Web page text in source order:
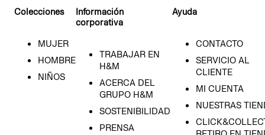
Colecciones
MUJER
HOMBRE
NIÑOS
Información
corporativa
TRABAJAR EN
H&M
ACERCA DEL
GRUPO H&M
SOSTENIBILIDAD
PRENSA
Ayuda
CONTACTO
SERVICIO AL
CLIENTE
MI CUENTA
NUESTRAS